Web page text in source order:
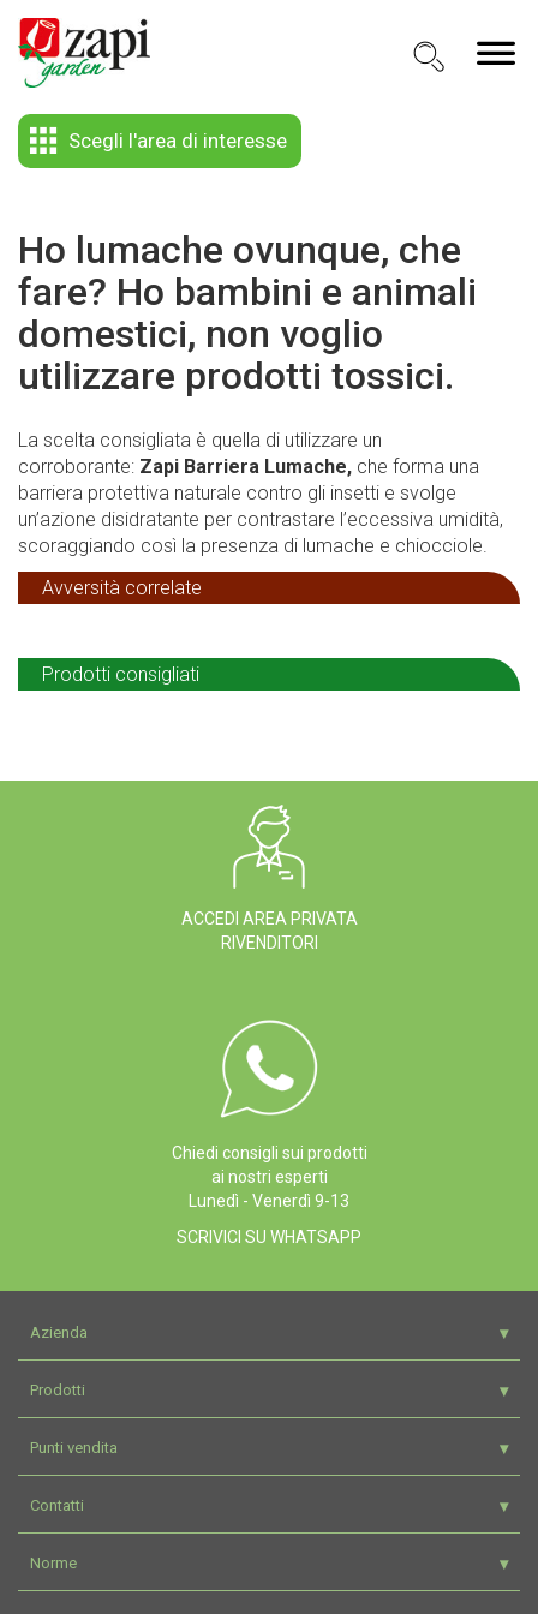
Scegli l'area di interesse
Ho lumache ovunque, che
fare? Ho bambini e animali
domestici, non voglio
utilizzare prodotti tossici.
La scelta consigliata è quella di utilizzare un
corroborante: Zapi Barriera Lumache, che forma una
barriera protettiva naturale contro gli insetti e svolge
un’azione disidratante per contrastare l’eccessiva umidità,
scoraggiando così la presenza di lumache e chiocciole.
Avversità correlate
Prodotti consigliati
ACCEDI AREA PRIVATA
RIVENDITORI
Chiedi consigli sui prodotti
ai nostri esperti
Lunedì - Venerdì 9-13
SCRIVICI SU WHATSAPP
Azienda
Prodotti
Punti vendita
Contatti
Norme